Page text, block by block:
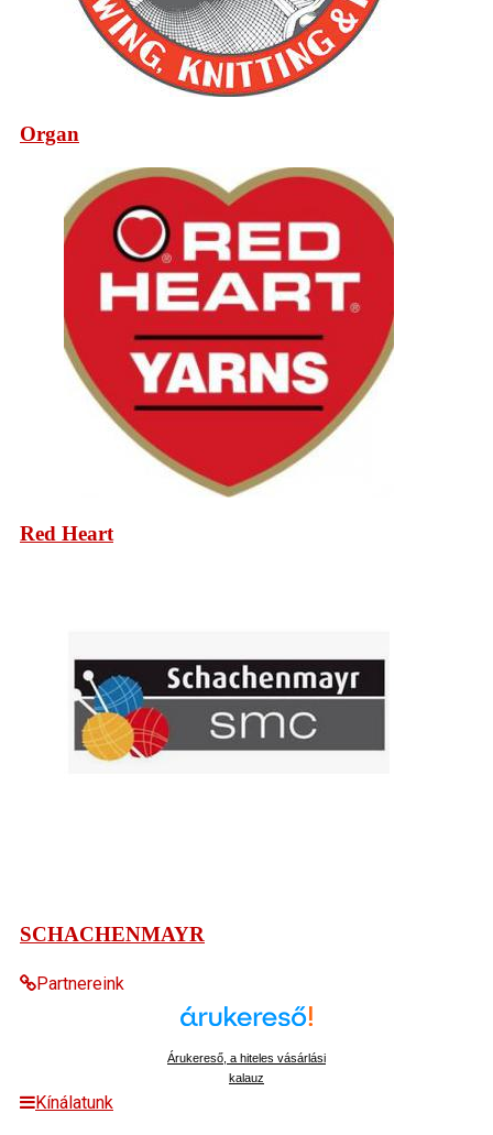
Organ
Red Heart
SCHACHENMAYR
Partnereink
Árukereső, a hiteles vásárlási
kalauz
Kínálatunk